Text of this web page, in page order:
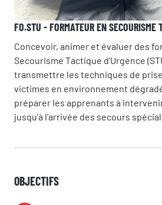
FO.STU - FORMATEUR EN SECOURISME
Concevoir, animer et évaluer des
Secourisme Tactique d'Urgence
transmettre les techniques de
victimes en environnement
préparer les apprenants à
jusqu'à l'arrivée des secours
OBJECTIFS